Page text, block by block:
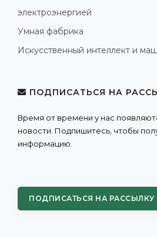
электроэнергией
Умная фабрика
Искусственный интеллект и
ПОДПИСАТЬСЯ НА
Время от времени у нас
новости. Подпишитесь, чтобы
информацию.
ПОДПИСАТЬСЯ НА РАССЫЛКУ